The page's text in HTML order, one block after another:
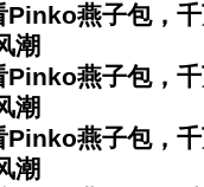
Pinko燕子包，
潮
Pinko燕子包，
潮
Pinko燕子包，
潮